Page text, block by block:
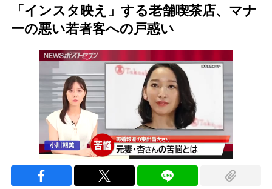
「インスタ映え」する老舗喫茶店、マナ
ーの悪い若者客への戸惑い